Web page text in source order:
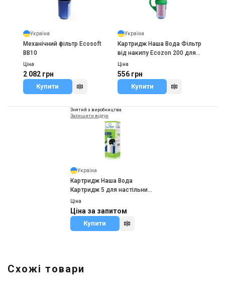
Україна
Механічний фільтр Ecosoft
BB10
Ціна
2 082 грн
Купити
Україна
Картридж Наша Вода Фільтр
від накипу Ecozon 200 для
бойлерів і котлів
Ціна
556 грн
Купити
Знятий з виробництва
Залишити відгук
Україна
Картридж Наша Вода
Картридж 5 для настільних
фільтрів
Ціна
Ціна за запитом
Купити
Схожі товари